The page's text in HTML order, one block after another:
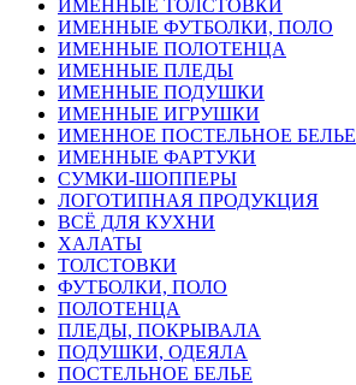
ИМЕННЫЕ ТОЛСТОВКИ
ИМЕННЫЕ ФУТБОЛКИ, ПОЛО
ИМЕННЫЕ ПОЛОТЕНЦА
ИМЕННЫЕ ПЛЕДЫ
ИМЕННЫЕ ПОДУШКИ
ИМЕННЫЕ ИГРУШКИ
ИМЕННОЕ ПОСТЕЛЬНОЕ БЕЛЬЕ
ИМЕННЫЕ ФАРТУКИ
СУМКИ-ШОППЕРЫ
ЛОГОТИПНАЯ ПРОДУКЦИЯ
ВСЁ ДЛЯ КУХНИ
ХАЛАТЫ
ТОЛСТОВКИ
ФУТБОЛКИ, ПОЛО
ПОЛОТЕНЦА
ПЛЕДЫ, ПОКРЫВАЛА
ПОДУШКИ, ОДЕЯЛА
ПОСТЕЛЬНОЕ БЕЛЬЕ